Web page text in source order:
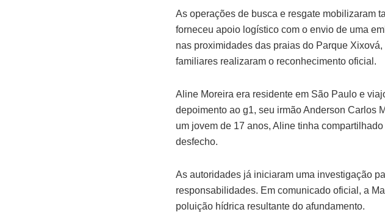
As operações de busca e resgate mobilizaram
forneceu apoio logístico com o envio de uma
nas proximidades das praias do Parque
familiares realizaram o reconhecimento oficial.
Aline Moreira era residente em São Paulo e
depoimento ao g1, seu irmão Anderson Carlos
um jovem de 17 anos, Aline tinha
desfecho.
As autoridades já iniciaram uma investigação
responsabilidades. Em comunicado oficial, a
poluição hídrica resultante do afundamento.